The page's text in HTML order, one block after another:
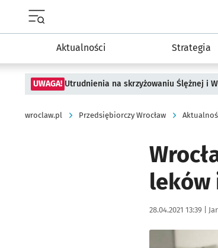
Aktualności Strategia
UWAGA! Utrudnienia na skrzyżowaniu Ślężnej i
wroclaw.pl Przedsiębiorczy Wrocław
leków
Data publikacji:
28.04.2021 13:39 |
Kliknij, aby